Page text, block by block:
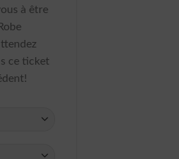
à être
ce ticket